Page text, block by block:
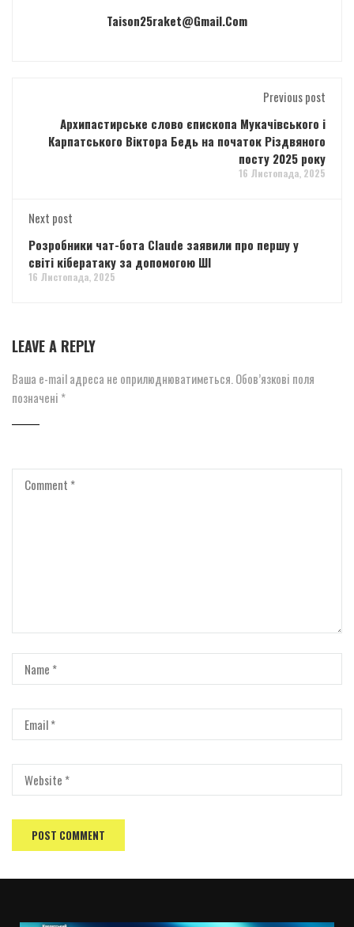
Taison25raket@gmail.com
Previous post
Архипастирське слово єпископа Мукачівського і
Карпатського Віктора Бедь на початок Різдвяного
посту 2025 року
16 Листопада, 2025
Next post
Розробники чат-бота Claude заявили про першу у
світі кібератаку за допомогою ШІ
16 Листопада, 2025
LEAVE A REPLY
Ваша e-mail адреса не оприлюднюватиметься. Обов’язкові поля
позначені *